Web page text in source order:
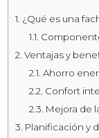
1. ¿Qué es una
1.1.
2. Ventajas y
2.1. Ahorro
2.2. Confort
2.3. Mejora de
3. Planificación y